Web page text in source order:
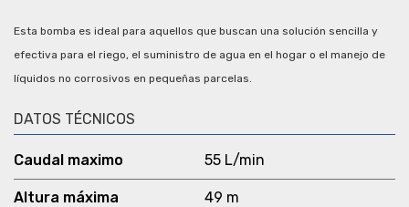
Esta bomba es ideal para aquellos que buscan una solución sencilla y
efectiva para el riego, el suministro de agua en el hogar o el manejo de
líquidos no corrosivos en pequeñas parcelas.
DATOS TÉCNICOS
Caudal maximo 55 L/min
Altura máxima 49 m